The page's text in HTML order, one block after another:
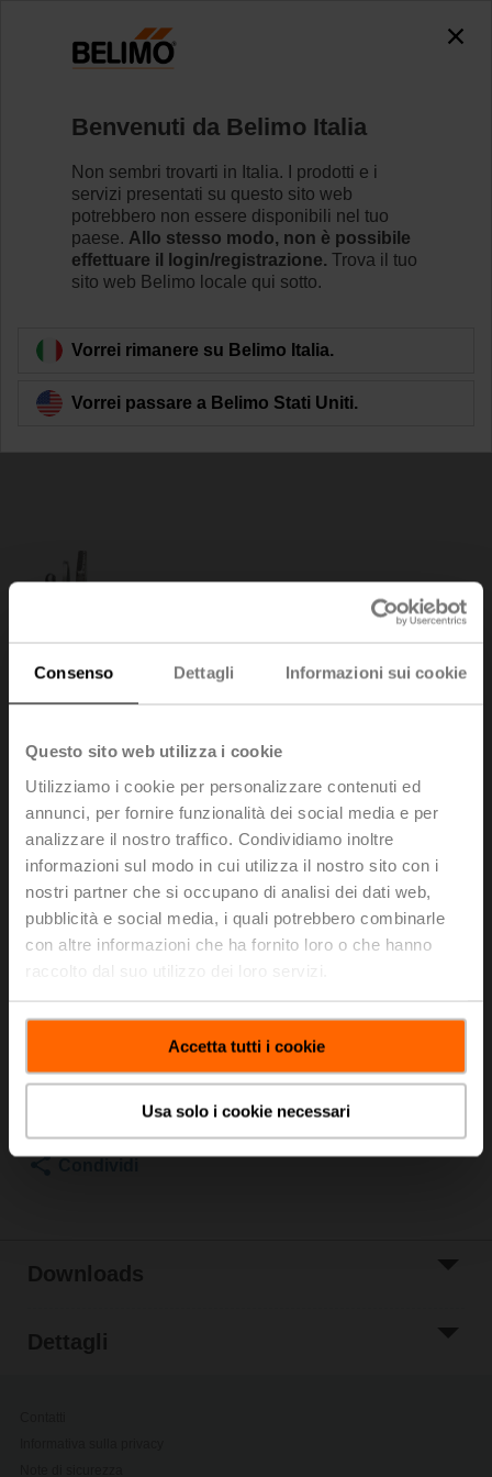
Consenso Dettagli Informazioni sui cookie
Questo sito web utilizza i cookie
Utilizziamo i cookie per personalizzare contenuti ed
annunci, per fornire funzionalità dei social media e per
analizzare il nostro traffico. Condividiamo inoltre
informazioni sul modo in cui utilizza il nostro sito con i
nostri partner che si occupano di analisi dei dati web,
pubblicità e social media, i quali potrebbero combinarle
con altre informazioni che ha fornito loro o che hanno
Accetta tutti i cookie
Usa solo i cookie necessari
accessing the absolute URL
"https://www.belimo.com/it/it_IT/~mgnlArea=cookies~".
Home Attuatori per serrande Accessori
AV6-20
Torna alla categoria di prodotti
AV6-20
Estensione perno 170 mm ø10 mm per perni serranda
Aggiungi al
Downloads
Dettagli
Benvenuti da Belimo Italia
Non sembri trovarti in Italia. I prodotti e i
servizi presentati su questo sito web
potrebbero non essere disponibili nel tuo
paese. Allo stesso modo, non è possibile
effettuare il login/registrazione. Trova il tuo
sito web Belimo locale qui sotto.
Vorrei rimanere su Belimo Italia.
Vorrei passare a Belimo Stati Uniti.